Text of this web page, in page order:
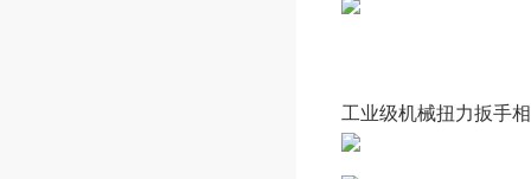
工业级机械扭力扳手